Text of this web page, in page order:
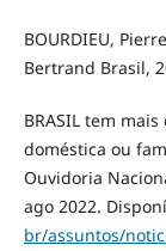
BOURDIEU,
Bertrand Brasil,
BRASIL tem
doméstica ou
Ouvidoria
ago 2022.
br/assuntos/